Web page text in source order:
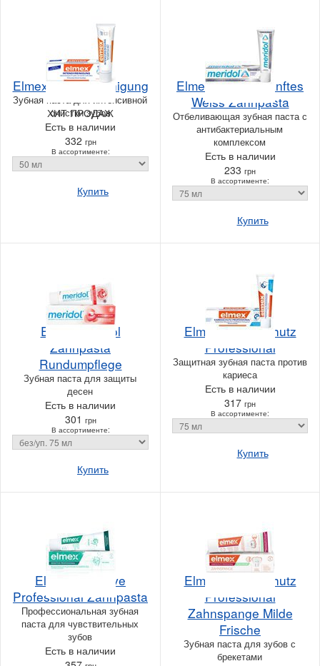
ХИТ ПРОДАЖ
Elmex Intensivreinigung
Зубная паста для интенсивной
очистки зубов
Есть в наличии
332 грн
В ассортименте:
Купить
Elmex Meridol Sanftes
Weiss Zahnpasta
Отбеливающая зубная паста с
антибактериальным
комплексом
Есть в наличии
233 грн
В ассортименте:
Купить
Elmex Meridol
Zahnpasta
Rundumpflege
Зубная паста для защиты
десен
Есть в наличии
301 грн
В ассортименте:
Купить
Elmex Kariesschutz
Professional
Защитная зубная паста против
кариеса
Есть в наличии
317 грн
В ассортименте:
Купить
Elmex Sensitive
Professional Zahnpasta
Профессиональная зубная
паста для чувствительных
зубов
Есть в наличии
Elmex Kariesschutz
Professional
Zahnspange Milde
Frische
Зубная паста для зубов с
брекетами